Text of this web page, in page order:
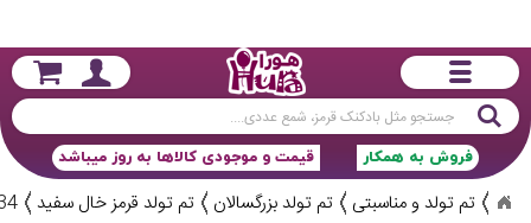
جستجو
قیمت و موجودی کالاها به روز میباشد فروش به همکار
تم تولد و مناسبتی تم تولد بزرگسالان تم تولد قرمز خال سفید 34